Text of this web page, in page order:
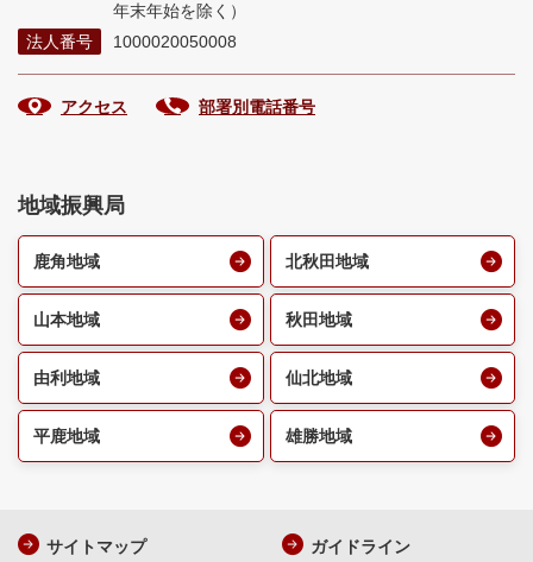
年末年始を除く）
法人番号
1000020050008
アクセス 部署別電話番号
地域振興局
鹿角地域 北秋田地域
山本地域 秋田地域
由利地域 仙北地域
平鹿地域 雄勝地域
サイトマップ ガイドライン